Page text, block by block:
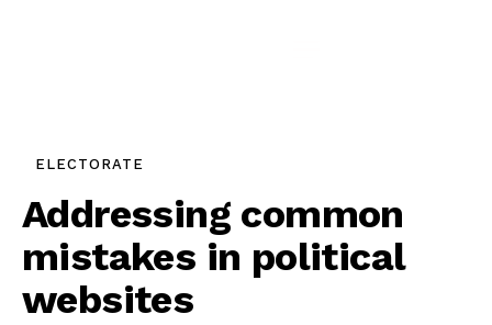
ELECTORATE
Addressing common
mistakes in political
websites